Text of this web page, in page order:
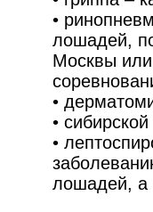
•
лошадей,
Москвы
•
•
•
лошадей, а